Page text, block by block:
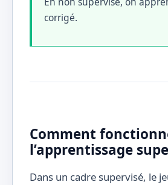
corrigé.
Comment
l’apprentissage
Dans un cadre supervisé, le